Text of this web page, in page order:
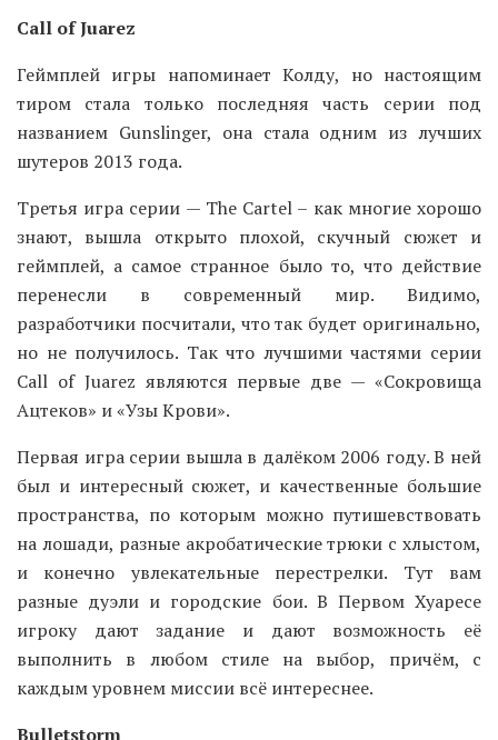
Call of Juarez
Геймплей игры напоминает Колду, но настоящим
тиром стала только последняя часть серии под
названием Gunslinger, она стала одним из лучших
шутеров 2013 года.
Третья игра серии — The Cartel – как многие хорошо
знают, вышла открыто плохой, скучный сюжет и
геймплей, а самое странное было то, что действие
перенесли в современный мир. Видимо,
разработчики посчитали, что так будет оригинально,
но не получилось. Так что лучшими частями серии
Call of Juarez являются первые две — «Сокровища
Ацтеков» и «Узы Крови».
Первая игра серии вышла в далёком 2006 году. В ней
был и интересный сюжет, и качественные большие
пространства, по которым можно путишевствовать
на лошади, разные акробатические трюки с хлыстом,
и конечно увлекательные перестрелки. Тут вам
разные дуэли и городские бои. В Первом Хуаресе
игроку дают задание и дают возможность её
выполнить в любом стиле на выбор, причём, с
каждым уровнем миссии всё интереснее.
Bulletstorm